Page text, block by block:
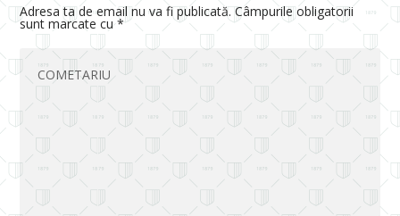
Adresa ta de email nu va fi publicată. Câmpurile obligatorii
sunt marcate cu*